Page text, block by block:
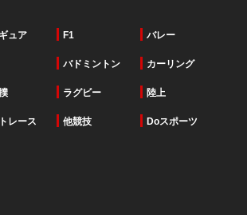
ュア F1 バレー
バドミントン カーリング
ラグビー 陸上
レース 他競技 Doスポーツ